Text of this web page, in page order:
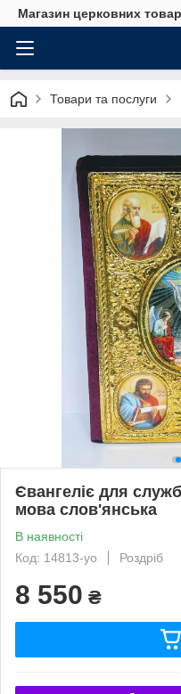
Магазин церковних
Товари та послуги
Євангеліє для
мова слов'янська
В наявності
Код: 14813-yo
Роздріб
8 550 ₴